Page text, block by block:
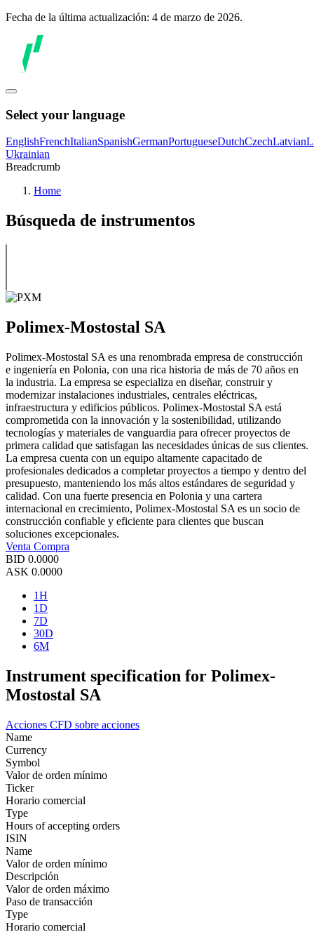
Fecha de la última actualización: 4 de marzo de 2026.
Select your language
EnglishFrenchItalianSpanishGermanPortugueseDutchCzechLatvian
Ukrainian
Breadcrumb
Home
Búsqueda de instrumentos
Polimex-Mostostal SA
Polimex-Mostostal SA es una renombrada empresa de construcción
e ingeniería en Polonia, con una rica historia de más de 70 años en
la industria. La empresa se especializa en diseñar, construir y
modernizar instalaciones industriales, centrales eléctricas,
infraestructura y edificios públicos. Polimex-Mostostal SA está
comprometida con la innovación y la sostenibilidad, utilizando
tecnologías y materiales de vanguardia para ofrecer proyectos de
primera calidad que satisfagan las necesidades únicas de sus clientes.
La empresa cuenta con un equipo altamente capacitado de
profesionales dedicados a completar proyectos a tiempo y dentro del
presupuesto, manteniendo los más altos estándares de seguridad y
calidad. Con una fuerte presencia en Polonia y una cartera
internacional en crecimiento, Polimex-Mostostal SA es un socio de
construcción confiable y eficiente para clientes que buscan
soluciones excepcionales.
Venta Compra
BID 0.0000
ASK 0.0000
1H
1D
7D
30D
6M
Instrument specification for Polimex-
Mostostal SA
Acciones CFD sobre acciones
Name
Currency
Symbol
Valor de orden mínimo
Ticker
Horario comercial
Type
Hours of accepting orders
ISIN
Name
Valor de orden mínimo
Descripción
Valor de orden máximo
Paso de transacción
Type
Horario comercial